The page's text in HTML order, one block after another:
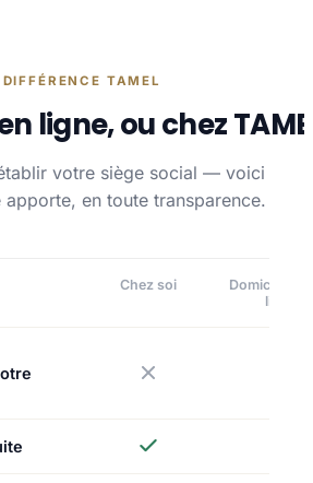
TAMEL
ligne, ou chez
votre siège social — voici
apporte, en toute transparence.
Chez soi
ligne